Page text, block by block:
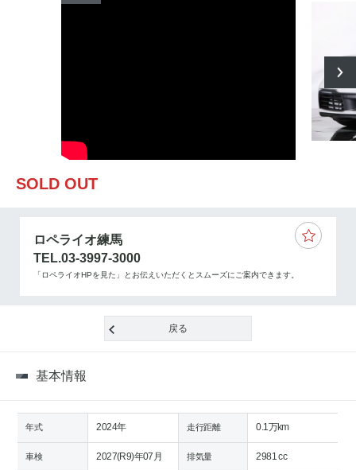
SOLD OUT
ロペライオ練馬
TEL.03-3997-3000
「ロペライオHPを見た」とお伝えいただくとスムーズにご案内できます。
戻る
基本情報
年式 2024年 走行距離 0.1万km
車検 2027(R9)年07月 排気量 2981 cc